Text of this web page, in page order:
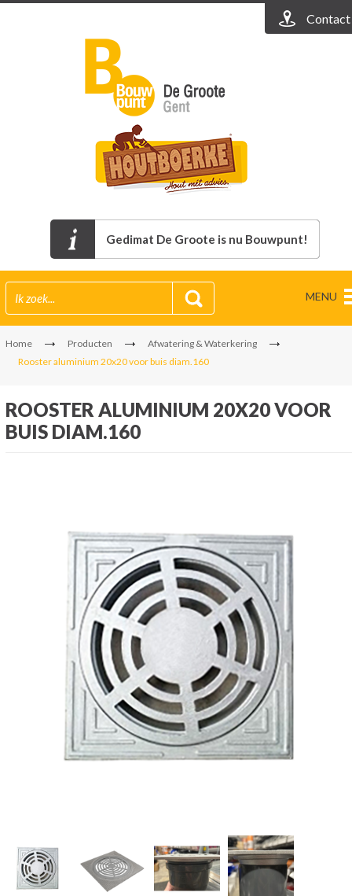
Contact
Gedimat De Groote is nu Bouwpunt!
MENU
Home Producten
Afwatering & Waterkering
Rooster aluminium 20x20 voor buis diam.160
ROOSTER ALUMINIUM 20X20 VOOR
BUIS DIAM.160